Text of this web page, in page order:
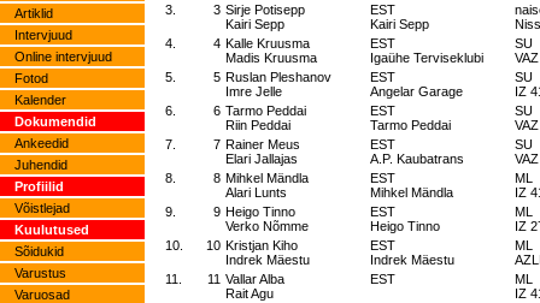
Artiklid
Intervjuud
Online intervjuud
Fotod
Kalender
Dokumendid
Ankeedid
Juhendid
Profiilid
Võistlejad
Kuulutused
Sõidukid
Varustus
Varuosad
3.
3 Sirje Potisepp
Kairi Sepp
EST
Kairi Sepp
4.
4 Kalle Kruusma
Madis Kruusma
EST
Igaühe Terviseklubi
SU
5.
5 Ruslan Pleshanov
Imre Jelle
EST
Angelar Garage
SU
IZ
6.
6 Tarmo Peddai
Riin Peddai
EST
Tarmo Peddai
SU
7.
7 Rainer Meus
Elari Jallajas
EST
A.P. Kaubatrans
SU
8.
8 Mihkel Mändla
Alari Lunts
EST
Mihkel Mändla
ML
IZ
9.
9 Heigo Tinno
Verko Nõmme
EST
Heigo Tinno
ML
IZ
10.
10 Kristjan Kiho
Indrek Mäestu
EST
Indrek Mäestu
ML
11.
11 Vallar Alba
Rait Agu
EST
ML
IZ